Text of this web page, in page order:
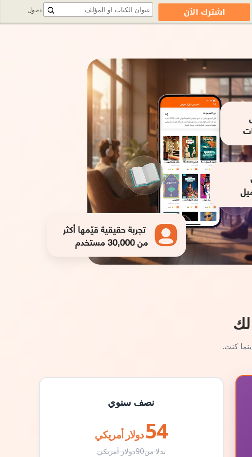
لك
كنت.
نصف سنوي
54 دولار أمريكي
بدلا من90دولار أمريكي
دخول اشترك الآن